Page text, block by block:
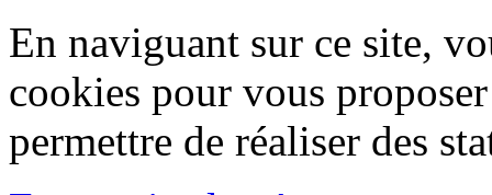
En naviguant sur ce site,
cookies pour vous
permettre de réaliser des